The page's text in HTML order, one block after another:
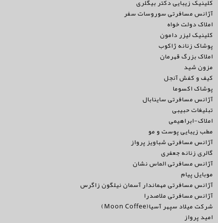
کلینیک زیبایی دکتر بیگلری
آژانس مسافرتی سوروسات سفر
املاک دولت خواه
کلینیک لیزر دامون
پوشاک زنانه ژاکوب
املاک بزرگ قهرمان
مزون شید
کیف و کفش آنجل
پوشاک اکسوما
آژانس مسافرتی ساینابال
تبلیغات حبیبی
املاک-ابراهیمی
مطب زیبایی پوست و مو
آژانس مسافرتی شباویز پرواز
گالری زنانه جعفری
آژانس مسافرتی الماس نشان
موبایل پیام
آژانس مسافرتی مهماندار آسمان نیلگون زاگرس
آژانس مسافرتی ملاصدرا
شرکت میلاد سپهر آسیا(Moon Coffee)
امید پرواز